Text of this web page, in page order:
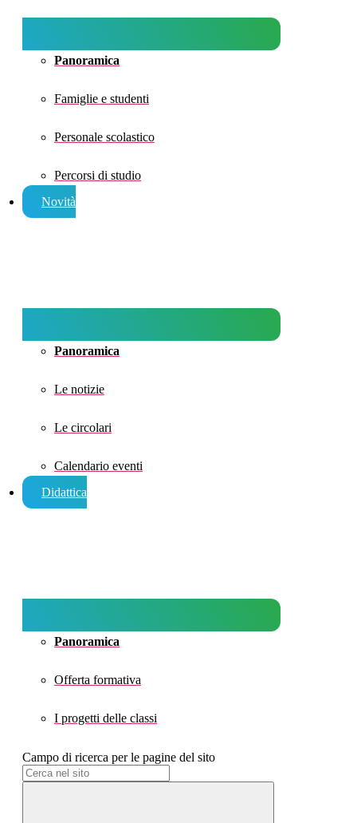
Panoramica
Famiglie e studenti
Personale scolastico
Percorsi di studio
Novità
Panoramica
Le notizie
Le circolari
Calendario eventi
Didattica
Panoramica
Offerta formativa
I progetti delle classi
Campo di ricerca per le pagine del sito